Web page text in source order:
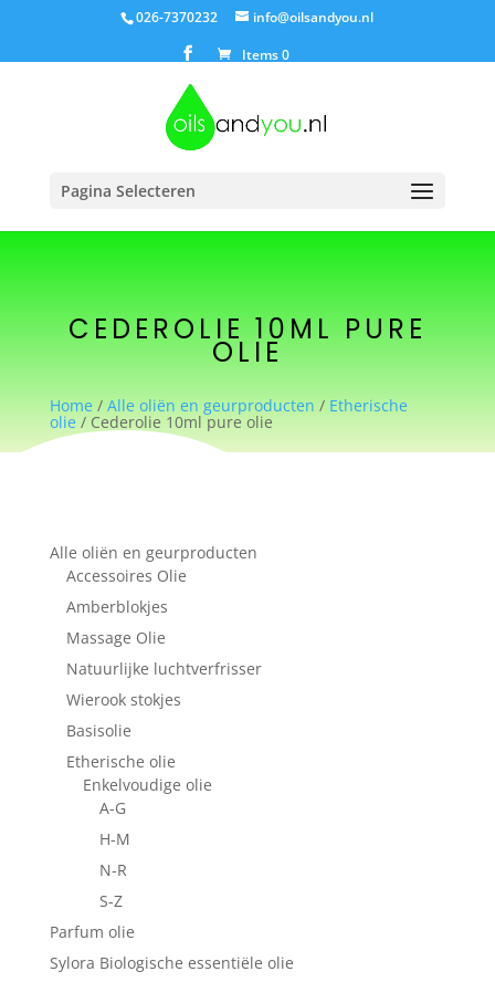
026-7370232
info@oilsandyou.nl
Items 0
Pagina Selecteren
CEDEROLIE 10ML PURE
OLIE
Home / Alle oliën en geurproducten / Etherische
olie / Cederolie 10ml pure olie
Alle oliën en geurproducten
Accessoires Olie
Amberblokjes
Massage Olie
Natuurlijke luchtverfrisser
Wierook stokjes
Basisolie
Etherische olie
Enkelvoudige olie
A-G
H-M
N-R
S-Z
Parfum olie
Sylora Biologische essentiële olie